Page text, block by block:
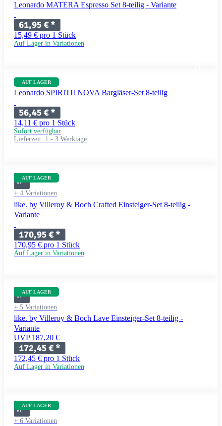
Leonardo MATERA Espresso Set 8-teilig - Variante
61,95 €*
15,49 € pro 1 Stück
Auf Lager in Variationen
AUF LAGER
Leonardo SPIRITII NOVA Bargläser-Set 8-teilig
56,45 €*
14,11 € pro 1 Stück
Sofort verfügbar
Lieferzeit: 1 - 3 Werktage
AUF LAGER
+ 4 Variationen
like. by Villeroy & Boch Crafted Einsteiger-Set 8-teilig -
Variante
170,95 €*
170,95 € pro 1 Stück
Auf Lager in Variationen
AUF LAGER
+ 5 Variationen
like. by Villeroy & Boch Lave Einsteiger-Set 8-teilig -
Variante
UVP 187,20 €
172,45 €*
172,45 € pro 1 Stück
Auf Lager in Variationen
AUF LAGER
+ 6 Variationen